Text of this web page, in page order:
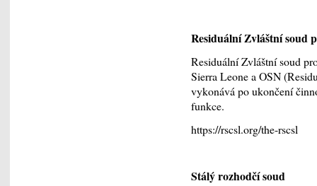
Residuální Zvláštní soud
Residuální Zvláštní soud
Sierra Leone a OSN
vykonává po ukončení
funkce.
https://rscsl.org/the-rscsl
Stálý rozhodčí soud